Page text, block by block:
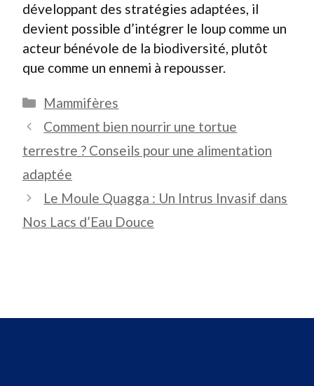
développant des stratégies adaptées, il
devient possible d’intégrer le loup comme un
acteur bénévole de la biodiversité, plutôt
que comme un ennemi à repousser.
Catégories
Mammifères
Comment bien nourrir une tortue
terrestre ? Conseils pour une alimentation
adaptée
Le Moule Quagga : Un Intrus Invasif dans
Nos Lacs d’Eau Douce